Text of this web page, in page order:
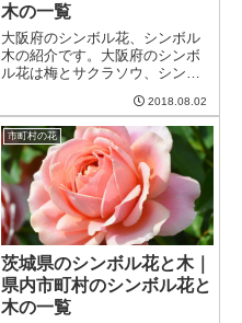
木の一覧
大阪府のシンボル花、シンボル
木の紹介です。大阪府のシンボ
ル花は梅とサクラソウ、シンボ
は現在33市9町1村、合計43の市
町村があり、それぞれの市町村
のシンボル花とシンボル木も一
覧に纏めました。
2018.08.02
市町村の花
茨城県のシンボル花と木｜
県内市町村のシンボル花と
木の一覧